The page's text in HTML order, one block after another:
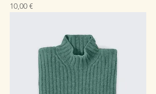
Prezzo
10,00 €